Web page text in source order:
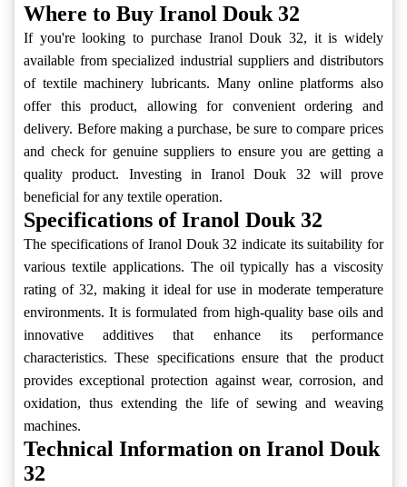
Where to Buy Iranol Douk 32
If you're looking to purchase Iranol Douk 32, it is widely
available from specialized industrial suppliers and distributors
of textile machinery lubricants. Many online platforms also
offer this product, allowing for convenient ordering and
delivery. Before making a purchase, be sure to compare prices
and check for genuine suppliers to ensure you are getting a
quality product. Investing in Iranol Douk 32 will prove
beneficial for any textile operation.
Specifications of Iranol Douk 32
The specifications of Iranol Douk 32 indicate its suitability for
various textile applications. The oil typically has a viscosity
rating of 32, making it ideal for use in moderate temperature
environments. It is formulated from high-quality base oils and
innovative additives that enhance its performance
characteristics. These specifications ensure that the product
provides exceptional protection against wear, corrosion, and
oxidation, thus extending the life of sewing and weaving
machines.
Technical Information on Iranol Douk
32